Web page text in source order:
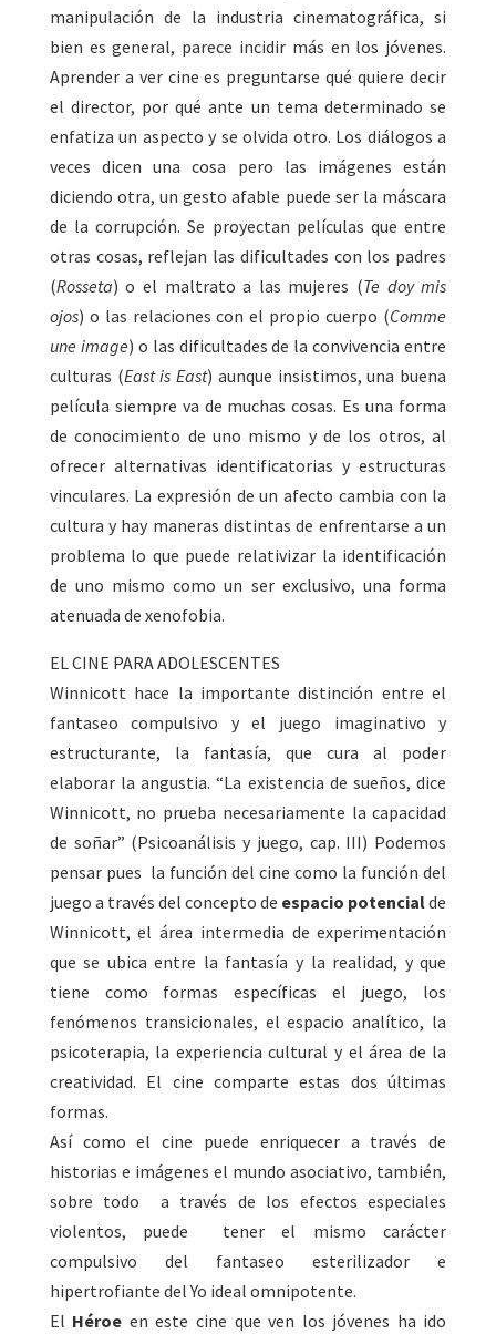
manipulación de la industria cinematográfica, si
bien es general, parece incidir más en los jóvenes.
Aprender a ver cine es preguntarse qué quiere decir
el director, por qué ante un tema determinado se
enfatiza un aspecto y se olvida otro. Los diálogos a
veces dicen una cosa pero las imágenes están
diciendo otra, un gesto afable puede ser la máscara
de la corrupción. Se proyectan películas que entre
otras cosas, reflejan las dificultades con los padres
(Rosseta) o el maltrato a las mujeres (Te doy mis
ojos) o las relaciones con el propio cuerpo (Comme
une image) o las dificultades de la convivencia entre
culturas (East is East) aunque insistimos, una buena
película siempre va de muchas cosas. Es una forma
de conocimiento de uno mismo y de los otros, al
ofrecer alternativas identificatorias y estructuras
vinculares. La expresión de un afecto cambia con la
cultura y hay maneras distintas de enfrentarse a un
problema lo que puede relativizar la identificación
de uno mismo como un ser exclusivo, una forma
atenuada de xenofobia.
EL CINE PARA ADOLESCENTES
Winnicott hace la importante distinción entre el
fantaseo compulsivo y el juego imaginativo y
estructurante, la fantasía, que cura al poder
elaborar la angustia. “La existencia de sueños, dice
Winnicott, no prueba necesariamente la capacidad
de soñar” (Psicoanálisis y juego, cap. III) Podemos
pensar pues la función del cine como la función del
juego a través del concepto de espacio potencialde
Winnicott, el área intermedia de experimentación
que se ubica entre la fantasía y la realidad, y que
tiene como formas específicas el juego, los
fenómenos transicionales, el espacio analítico, la
psicoterapia, la experiencia cultural y el área de la
creatividad. El cine comparte estas dos últimas
formas.
Así como el cine puede enriquecer a través de
historias e imágenes el mundo asociativo, también,
sobre todo a través de los efectos especiales
violentos, puede tener el mismo carácter
compulsivo del fantaseo esterilizador e
hipertrofiante del Yo ideal omnipotente.
El Héroe en este cine que ven los jóvenes ha ido